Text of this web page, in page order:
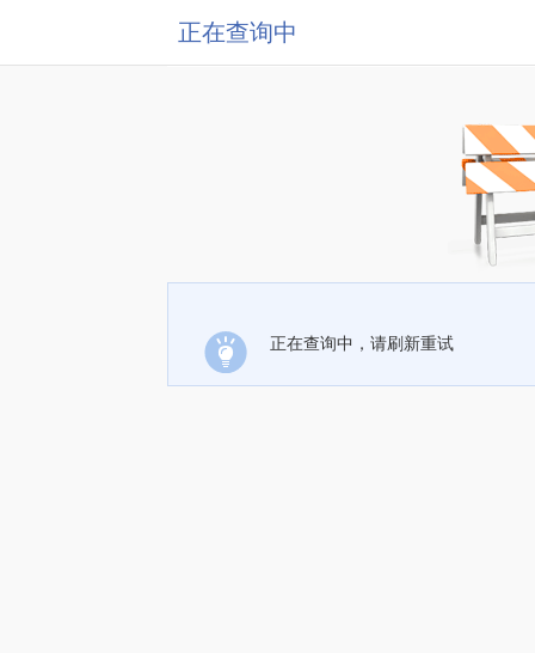
正在查询中
正在查询中，请刷新重试